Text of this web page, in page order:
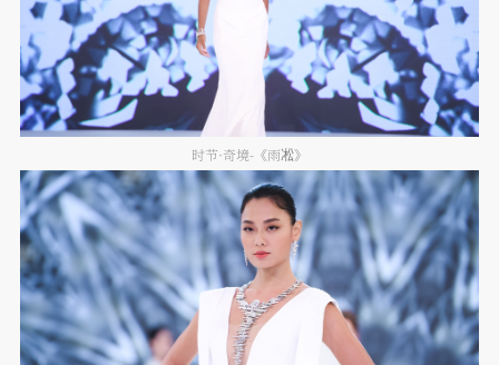
时节·奇境-《雨凇》